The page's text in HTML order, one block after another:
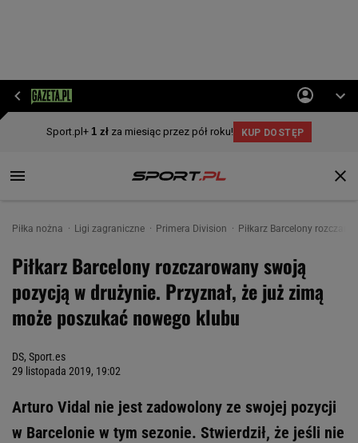
Piłka nożna Ligi zagraniczne Primera Division Piłkarz Barcelony
Piłkarz Barcelony rozczarowany swoją
pozycją w drużynie. Przyznał, że już zimą
może poszukać nowego klubu
DS, Sport.es
29 listopada 2019, 19:02
Arturo Vidal nie jest zadowolony ze swojej pozycji
w Barcelonie w tym sezonie. Stwierdził, że jeśli nie